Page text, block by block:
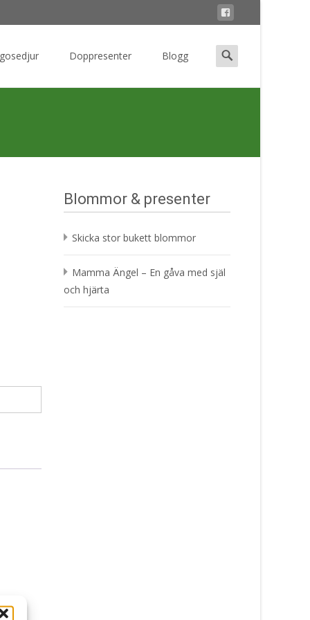
Doppresenter Blogg
Search
for:
Blommor & presenter
Skicka stor bukett blommor
Mamma Ängel – En gåva med själ
och hjärta